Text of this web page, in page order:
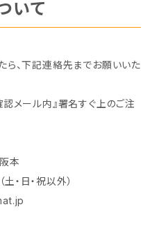
いて
ら、下記連絡先までお願いいた
メール内』署名すぐ上のご注
本
・日・祝以外）